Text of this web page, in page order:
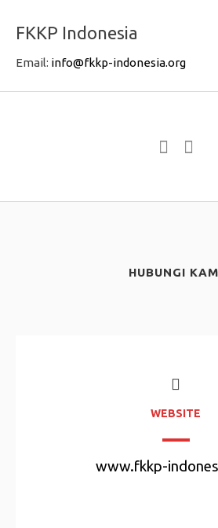
FKKP Indonesia
Email: info@fkkp-indonesia.org
HUBUNGI
WEBSITE
www.fkkp-